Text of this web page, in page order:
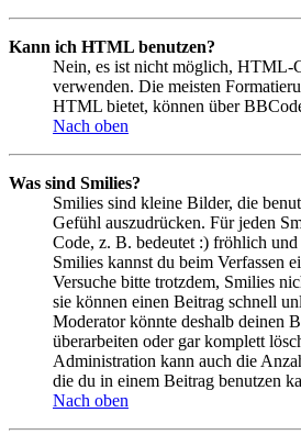
Kann ich HTML benutzen?
Nein, es ist nicht möglich, HTML-
verwenden. Die meisten
HTML bietet, können über
Nach oben
Was sind Smilies?
Smilies sind kleine Bilder, die
Gefühl auszudrücken. Für jeden
Code, z. B. bedeutet :) fröhlich
Smilies kannst du beim Verfassen
Versuche bitte trotzdem, Smilies
sie können einen Beitrag schnell
Moderator könnte deshalb deinen
überarbeiten oder gar komplett
Administration kann auch die
die du in einem Beitrag benutzen
Nach oben